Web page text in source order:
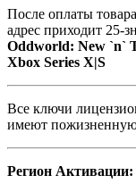
После оплаты
адрес приходит 25-
Oddworld: New `n`
Xbox Series X|S
Все ключи
имеют
Регион Активации: